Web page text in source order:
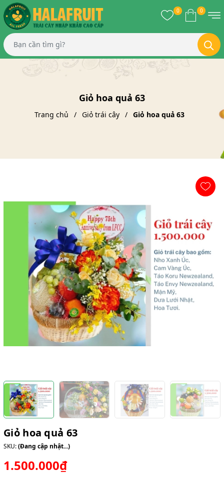
0 0
Giỏ hoa quả 63
Trang chủ Giỏ trái cây Giỏ hoa quả 63
Giỏ hoa quả 63
SKU:(Đang cập nhật...)
1.500.000₫